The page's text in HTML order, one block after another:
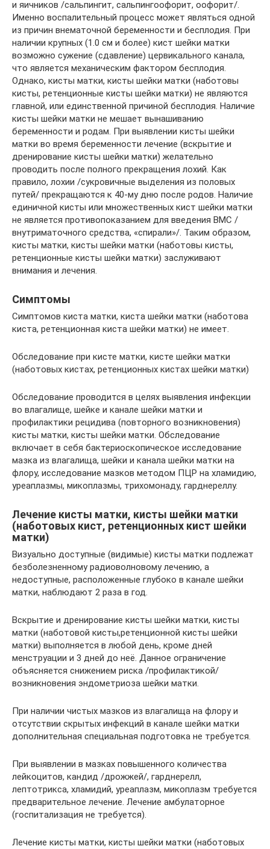
и яичников /сальпингит, сальпингоофорит, оофорит/.
Именно воспалительный процесс может являться одной
из причин внематочной беременности и бесплодия. При
наличии крупных (1.0 см и более) кист шейки матки
возможно сужение (сдавление) цервикального канала,
что является механическим фактором бесплодия.
Однако, кисты матки, кисты шейки матки (наботовы
кисты, ретенционные кисты шейки матки) не являются
главной, или единственной причиной бесплодия. Наличие
кисты шейки матки не мешает вынашиванию
беременности и родам. При выявлении кисты шейки
матки во время беременности лечение (вскрытие и
дренирование кисты шейки матки) желательно
проводить после полного прекращения лохий. Как
правило, лохии /сукровичные выделения из половых
путей/ прекращаются к 40-му дню после родов. Наличие
единичной кисты или множественных кист шейки матки
не является противопоказанием для введения ВМС /
внутриматочного средства, «спирали»/. Таким образом,
кисты матки, кисты шейки матки (наботовы кисты,
ретенционные кисты шейки матки) заслуживают
внимания и лечения.
Симптомы
Симптомов киста матки, киста шейки матки (наботова
киста, ретенционная киста шейки матки) не имеет.
Обследование при кисте матки, кисте шейки матки
(наботовых кистах, ретенционных кистах шейки матки)
Обследование проводится в целях выявления инфекции
во влагалище, шейке и канале шейки матки и
профилактики рецидива (повторного возникновения)
кисты матки, кисты шейки матки. Обследование
включает в себя бактериоскопическое исследование
мазка из влагалища, шейки и канала шейки матки на
флору, исследование мазков методом ПЦР на хламидию,
уреаплазмы, микоплазмы, трихомонаду, гарднереллу.
Лечение кисты матки, кисты шейки матки
(наботовых кист, ретенционных кист шейки
матки)
Визуально доступные (видимые) кисты матки подлежат
безболезненному радиоволновому лечению, а
недоступные, расположенные глубоко в канале шейки
матки, наблюдают 2 раза в год.
Вскрытие и дренирование кисты шейки матки, кисты
матки (наботовой кисты,ретенционной кисты шейки
матки) выполняется в любой день, кроме дней
менструации и 3 дней до неё. Данное ограничение
объясняется снижением риска /профилактикой/
возникновения эндометриоза шейки матки.
При наличии чистых мазков из влагалища на флору и
отсутствии скрытых инфекций в канале шейки матки
дополнительная специальная подготовка не требуется.
При выявлении в мазках повышенного количества
лейкоцитов, кандид /дрожжей/, гарднерелл,
лептотрикса, хламидий, уреаплазм, микоплазм требуется
предварительное лечение. Лечение амбулаторное
(госпитализация не требуется).
Лечение кисты матки, кисты шейки матки (наботовых